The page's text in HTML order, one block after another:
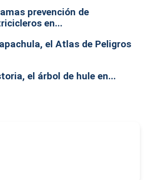
prevención de
en...
el Atlas de Peligros
el árbol de hule en...